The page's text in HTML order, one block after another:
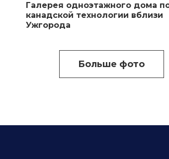
Больше видео
Галерея одноэтажного дома
канадской технологии вблизи
Ужгорода
Больше фото